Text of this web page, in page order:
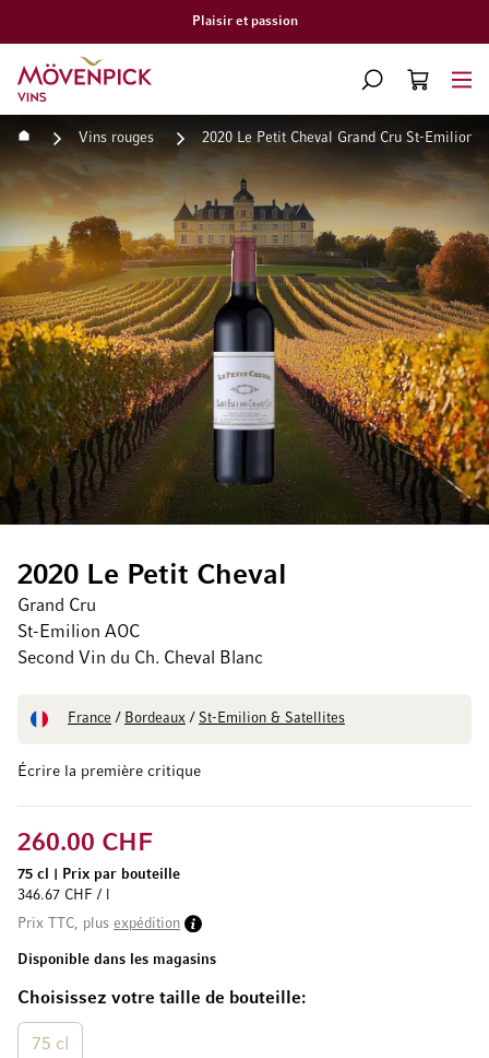
Livraison gratuite à partir de CHF 300.–
Aller à la page d'accueil
CHERCHERPANIER
Accueil Vins rouges 2020 Le Petit Cheval Grand Cru St-Emilion
Écrire la première critique
2020 Le Petit Cheval
Grand Cru
St-Emilion AOC
Second Vin du Ch. Cheval Blanc
France / Bordeaux / St-Emilion & Satellites
Choisissez votre taille de bouteille
75 cl
260.00 CHF
75 cl
Prix par bouteille
346.67 CHF / l
Prix TTC, plus expédition
Disponible dans les magasins
Passer à la fin de la galerie d’images
Passer au début de la